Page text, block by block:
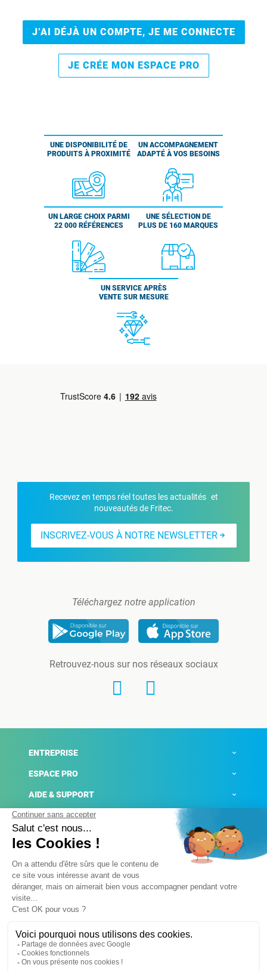
J’AI DÉJÀ UN COMPTE, JE ME CONNECTE
JE CRÉE MON ESPACE PRO
UNE DISPONIBILITÉ DE
PRODUITS À PROXIMITÉ
UN ACCOMPAGNEMENT
ADAPTÉ À VOS BESOINS
UN LARGE CHOIX PARMI
22 000 RÉFÉRENCES
UNE SÉLECTION DE
PLUS DE 160 MARQUES
UN SERVICE APRÈS
VENTE SUR MESURE
Recevez en temps réel toutes les actualités et
nouveautés de Fritec.
INSCRIVEZ-VOUS À NOTRE NEWSLETTER
Téléchargez notre application
Retrouvez-nous sur nos réseaux sociaux
ENTREPRISE
ESPACE PRO
AIDE & SUPPORT
ACTUALITÉS
Mentions légales
Conditions générales de ventes
Plateforme de signalement